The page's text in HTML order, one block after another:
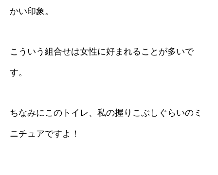
かい印象。
こういう組合せは女性に好まれることが多いで
す。
ちなみにこのトイレ、私の握りこぶしぐらいのミ
ニチュアですよ！